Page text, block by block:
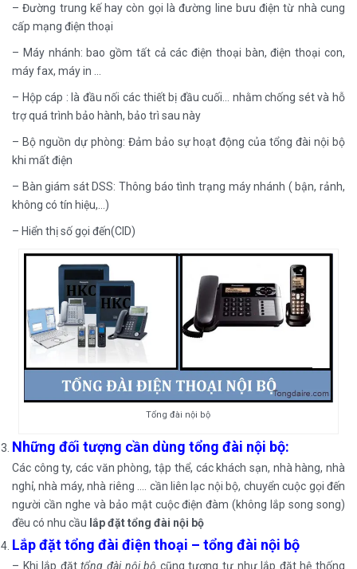
– Đường trung kế hay còn gọi là đường line bưu điện từ nhà cung
cấp mạng điện thoại
– Máy nhánh: bao gồm tất cả các điện thoại bàn, điện thoại con,
máy fax, máy in …
– Hộp cáp : là đầu nối các thiết bị đầu cuối… nhằm chống sét và hỗ
trợ quá trình bảo hành, bảo trì sau này
– Bộ nguồn dự phòng: Đảm bảo sự hoạt động của tổng đài nội bộ
khi mất điện
– Bàn giám sát DSS: Thông báo tình trạng máy nhánh ( bận, rảnh,
không có tín hiệu,…)
– Hiển thị số gọi đến(CID)
Tổng đài nội bộ
Những đối tượng cần dùng tổng đài nội bộ:
Các công ty, các văn phòng, tập thể, các khách sạn, nhà hàng, nhà
nghỉ, nhà máy, nhà riêng …. cần liên lạc nội bộ, chuyển cuộc gọi đến
người cần nghe và bảo mật cuộc điện đàm (không lắp song song)
đều có nhu cầu lắp đặt tổng đài nội bộ
Lắp đặt tổng đài điện thoại – tổng đài nội bộ
– Khi lắp đặttổng đài nội bộ cũng tương tự như lắp đặt hệ thống